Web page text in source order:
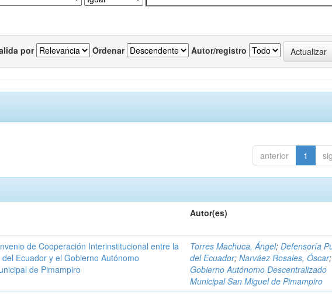
por Ordenar Autor/registro
anterior 1
Autor(es)
de Cooperación Interinstitucional entre la
Ecuador y el Gobierno Autónomo
de Pimampiro
Torres Machuca, Ángel;Defensoría
del Ecuador;Narváez Rosales, Óscar;
Gobierno Autónomo Descentralizado
Municipal San Miguel de Pimampiro